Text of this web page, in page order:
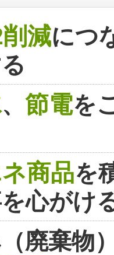
減につ
、 節電を
商品を
心がけ
廃棄物